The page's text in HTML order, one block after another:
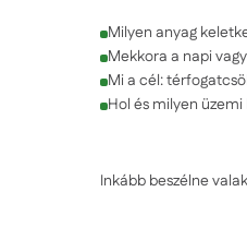
Milyen anyag
Mekkora a napi
Mi a cél:
Hol és milyen
Inkább beszélne